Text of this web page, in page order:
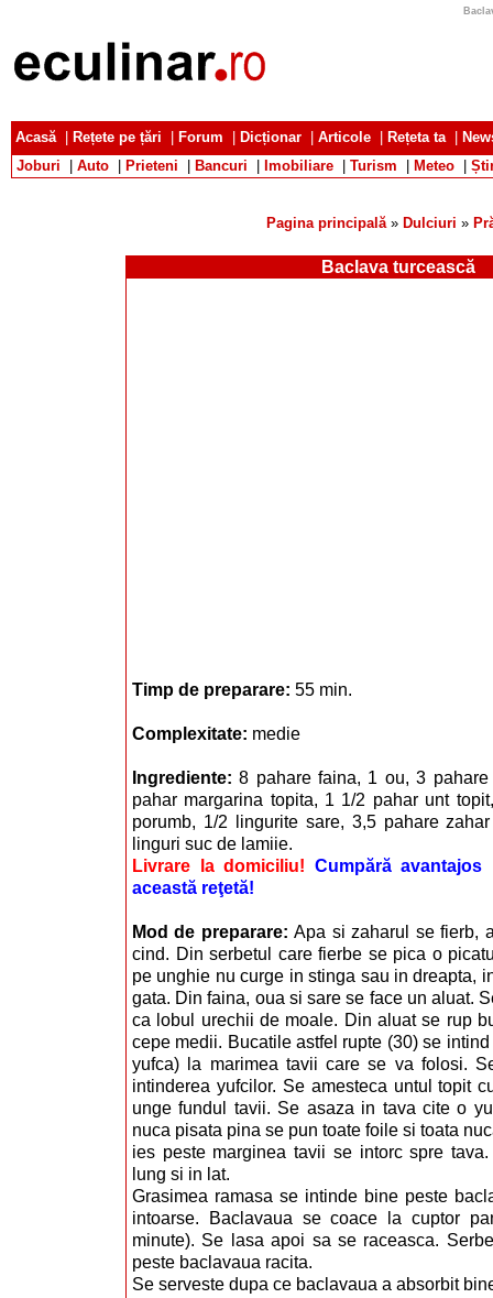
Acasă| Rețete pe țări Forum Dicționar Articole Rețeta ta|
Joburi
Auto Prieteni Bancuri Imobiliare Turism Meteo
Pagina principală» Dulciuri »
Baclava turcească
Timp de preparare: 55 min.
Complexitate: medie
Ingrediente:8 pahare faina, 1 ou, 3
pahar margarina topita, 1 1/2 pahar unt
porumb, 1/2 lingurite sare, 3,5 pahare
linguri suc de lamiie.
Livrare la domiciliu! Cumpără avantajos
această reţetă!
Mod de preparare:Apa si zaharul se fierb,
cind. Din serbetul care fierbe se pica o
pe unghie nu curge in stinga sau in dreapta,
gata. Din faina, oua si sare se face un aluat.
ca lobul urechii de moale. Din aluat se rup
cepe medii. Bucatile astfel rupte (30) se
yufca) la marimea tavii care se va folosi.
intinderea yufcilor. Se amesteca untul topit
unge fundul tavii. Se asaza in tava cite o
nuca pisata pina se pun toate foile si toata
ies peste marginea tavii se intorc spre
lung si in lat.
Grasimea ramasa se intinde bine peste
intoarse. Baclavaua se coace la cuptor
minute). Se lasa apoi sa se raceasca.
peste baclavaua racita.
Se serveste dupa ce baclavaua a absorbit